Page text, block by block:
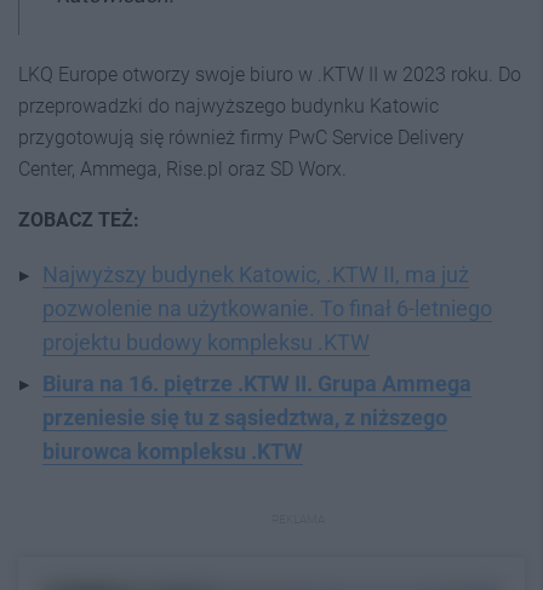
LKQ Europe otworzy swoje biuro w .KTW II w 2023 roku. Do
przeprowadzki do najwyższego budynku Katowic
przygotowują się również firmy PwC Service Delivery
Center, Ammega, Rise.pl oraz SD Worx.
ZOBACZ TEŻ:
Najwyższy budynek Katowic, .KTW II, ma już
pozwolenie na użytkowanie. To finał 6-letniego
projektu budowy kompleksu .KTW
Biura na 16. piętrze .KTW II. Grupa Ammega
przeniesie się tu z sąsiedztwa, z niższego
biurowca kompleksu .KTW